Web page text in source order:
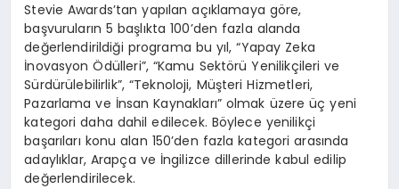
Stevie Awards’tan yapılan açıklamaya göre,
başvuruların 5 başlıkta 100’den fazla alanda
değerlendirildiği programa bu yıl, “Yapay Zeka
İnovasyon Ödülleri”, “Kamu Sektörü Yenilikçileri ve
Sürdürülebilirlik”, “Teknoloji, Müşteri Hizmetleri,
Pazarlama ve İnsan Kaynakları” olmak üzere üç yeni
kategori daha dahil edilecek. Böylece yenilikçi
başarıları konu alan 150’den fazla kategori arasında
adaylıklar, Arapça ve İngilizce dillerinde kabul edilip
değerlendirilecek.